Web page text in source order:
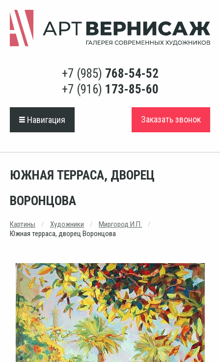
+7 (985) 768-54-52
+7 (916) 173-85-60
Навигация Заказать звонок
ЮЖНАЯ ТЕРРАСА, ДВОРЕЦ
ВОРОНЦОВА
Картины Художники
Миргород И.П.
Южная терраса, дворец Воронцова